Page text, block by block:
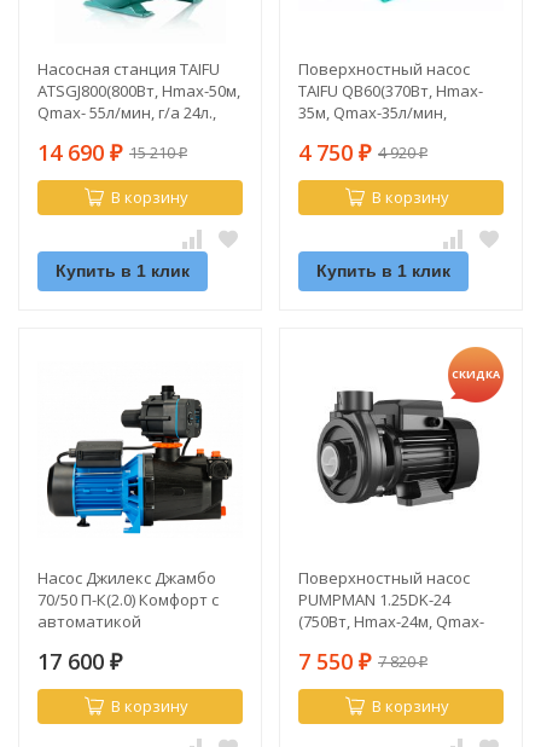
Насосная станция TAIFU
ATSGJ800(800Вт, Hmax-50м,
Qmax- 55л/мин, г/а 24л.,
14 690 ₽ 15 210₽
В корзину
Купить в 1 клик
Поверхностный насос
TAIFU QB60(370Вт, Hmax-
35м, Qmax-35л/мин,
4 750 ₽ 4 920₽
В корзину
Купить в 1 клик
Насос Джилекс Джамбо
70/50 П-К(2.0) Комфорт с
автоматикой
17 600 ₽
В корзину
СКИДКА
Поверхностный насос
PUMPMAN 1.25DK-24
(750Вт, Hmax-24м, Qmax-
7 550 ₽ 7 820₽
В корзину